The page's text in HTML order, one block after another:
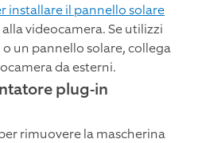
installare il pannello solare
videocamera. Se utilizzi
un pannello solare, collega
da esterni.
plug-in
rimuovere la mascherina